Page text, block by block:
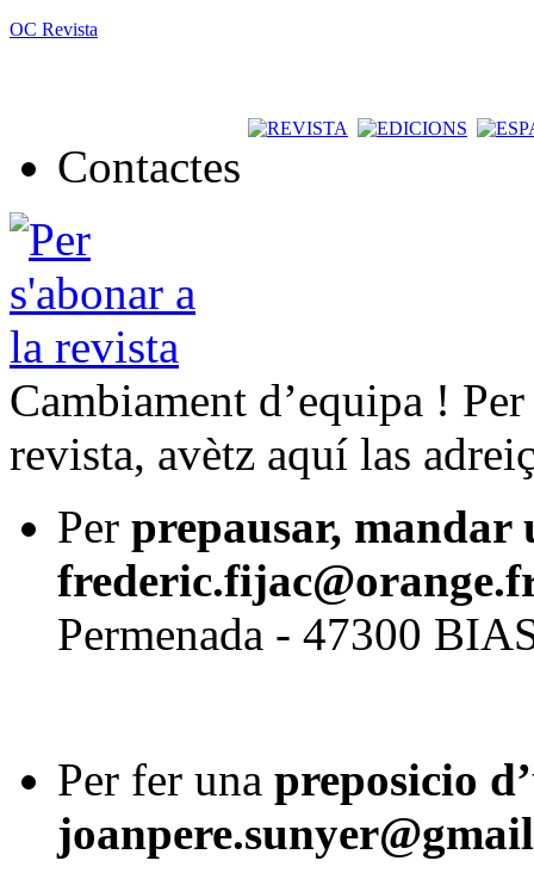
OC Revista
Contactes
Cambiament d’equipa !
revista, avètz aquí las
Per prepausar, mandar
Permenada - 47300
Per fer una preposicio